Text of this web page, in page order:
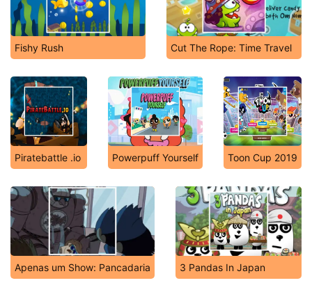
Fishy Rush Cut The Rope: Time Travel
Piratebattle .io Powerpuff Yourself Toon Cup 2019
Apenas um Show: Pancadaria 3 Pandas In Japan